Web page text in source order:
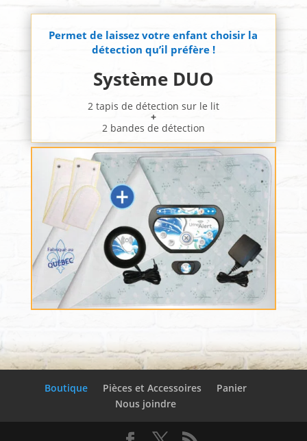
Permet de laissez votre enfant choisir la
détection qu’il préfère !
Système DUO
2 tapis de détection sur le lit
+
2 bandes de détection
Boutique Pièces et Accessoires
Panier
Nous joindre